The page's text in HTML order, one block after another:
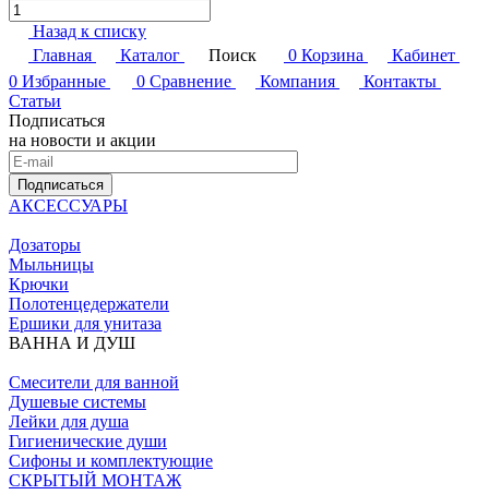
Назад к списку
Главная
Каталог Поиск 0 Корзина
Кабинет
0 Избранные 0 Сравнение Компания
Контакты
Статьи
Подписаться
на новости и акции
Подписаться
АКСЕССУАРЫ
Дозаторы
Мыльницы
Крючки
Полотенцедержатели
Ершики для унитаза
ВАННА И ДУШ
Смесители для ванной
Душевые системы
Лейки для душа
Гигиенические души
Сифоны и комплектующие
СКРЫТЫЙ МОНТАЖ